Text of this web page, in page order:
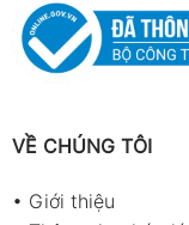
VỀ CHÚNG TÔI
• Giới thiệu